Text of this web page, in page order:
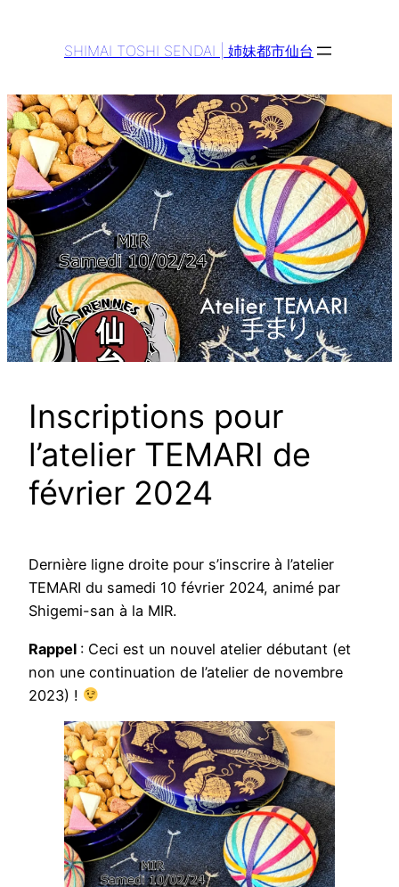
SHIMAI TOSHI SENDAI | 姉妹都市仙台
Inscriptions pour
l’atelier TEMARI de
février 2024
Dernière ligne droite pour s’inscrire à l’atelier
TEMARI du samedi 10 février 2024, animé par
Shigemi-san à la MIR.
Rappel : Ceci est un nouvel atelier débutant (et
non une continuation de l’atelier de novembre
2023) !